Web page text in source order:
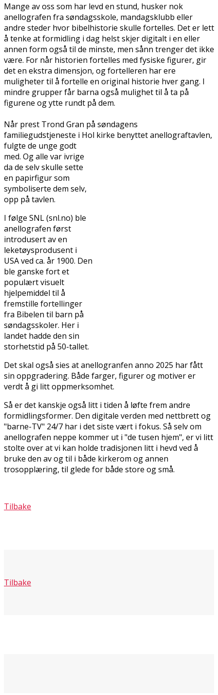
Mange av oss som har levd en stund, husker nok
flanellografen fra søndagsskole, mandagsklubb eller
andre steder hvor bibelhistorie skulle fortelles. Det er lett
å tenke at formidling i dag helst skjer digitalt i en eller
annen form også til de minste, men sånn trenger det ikke
være. For når historien fortelles med fysiske figurer, gir
det en ekstra dimensjon, og fortelleren har flere
muligheter til å fortelle en original historie hver gang. I
mindre grupper får barna også mulighet til å ta på
figurene og flytte rundt på dem.
Når prest Trond Gran på søndagens
familiegudstjeneste i Hol kirke benyttet flanellograftavlen,
fulgte de unge godt
med. Og alle var ivrige
da de selv skulle sette
en papirfigur som
symboliserte dem selv,
opp på tavlen.
I følge SNL (snl.no) ble
flanellografen først
introdusert av en
leketøysprodusent i
USA ved ca. år 1900. Den
ble ganske fort et
populært visuelt
hjelpemiddel til å
fremstille fortellinger
fra Bibelen til barn på
søndagsskoler. Her i
landet hadde den sin
storhetstid på 50-tallet.
Det skal også sies at flanellogranfen anno 2025 har fått
sin oppgradering. Både farger, figurer og motiver er
verdt å gi litt oppmerksomhet.
Så er det kanskje også litt i tiden å løfte frem andre
formidlingsformer. Den digitale verden med nettbrett og
"barne-TV" 24/7 har i det siste vært i fokus. Så selv om
flanellografen neppe kommer ut i "de tusen hjem", er vi litt
stolte over at vi kan holde tradisjonen litt i hevd ved å
bruke den av og til i både kirkerom og annen
trosopplæring, til glede for både store og små.
Tilbake
Tilbake